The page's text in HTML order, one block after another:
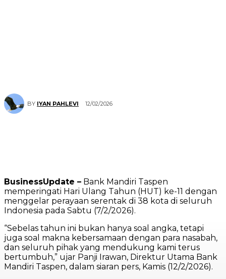
BY IYAN PAHLEVI 12/02/2026
BusinessUpdate – Bank Mandiri Taspen
memperingati Hari Ulang Tahun (HUT) ke-11 dengan
menggelar perayaan serentak di 38 kota di seluruh
Indonesia pada Sabtu (7/2/2026).
“Sebelas tahun ini bukan hanya soal angka, tetapi
juga soal makna kebersamaan dengan para nasabah,
dan seluruh pihak yang mendukung kami terus
bertumbuh,” ujar Panji Irawan, Direktur Utama Bank
Mandiri Taspen, dalam siaran pers, Kamis (12/2/2026).